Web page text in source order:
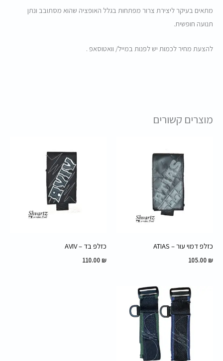
מתאים בעיקר ליצירת צרור מפתחות בגלל האופציה שהוא מסתובב ונתן
תנועה חופשית.
להצעת מחיר לכמות יש לפנות במייל/ וואטוסאפ .
מוצרים קשורים
כזלפ דמוי עור – ATIAS
105.00 ₪
כזלפ בד – AVIV
110.00 ₪